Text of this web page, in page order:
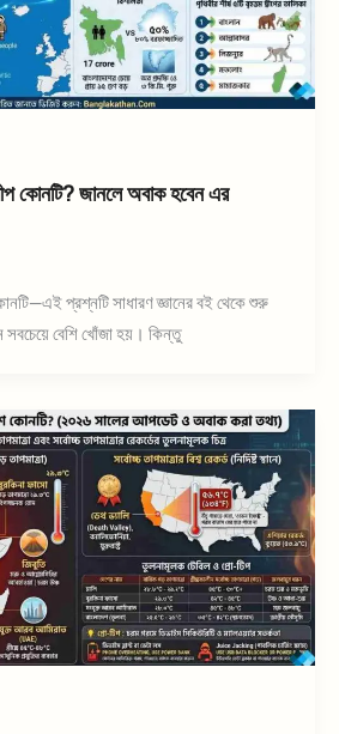
কোনটি? জানলে অবাক হবেন এর
প্রশ্নটি সাধারণ জ্ঞানের বই থেকে শুরু
সবচেয়ে বেশি খোঁজা হয়। কিন্তু